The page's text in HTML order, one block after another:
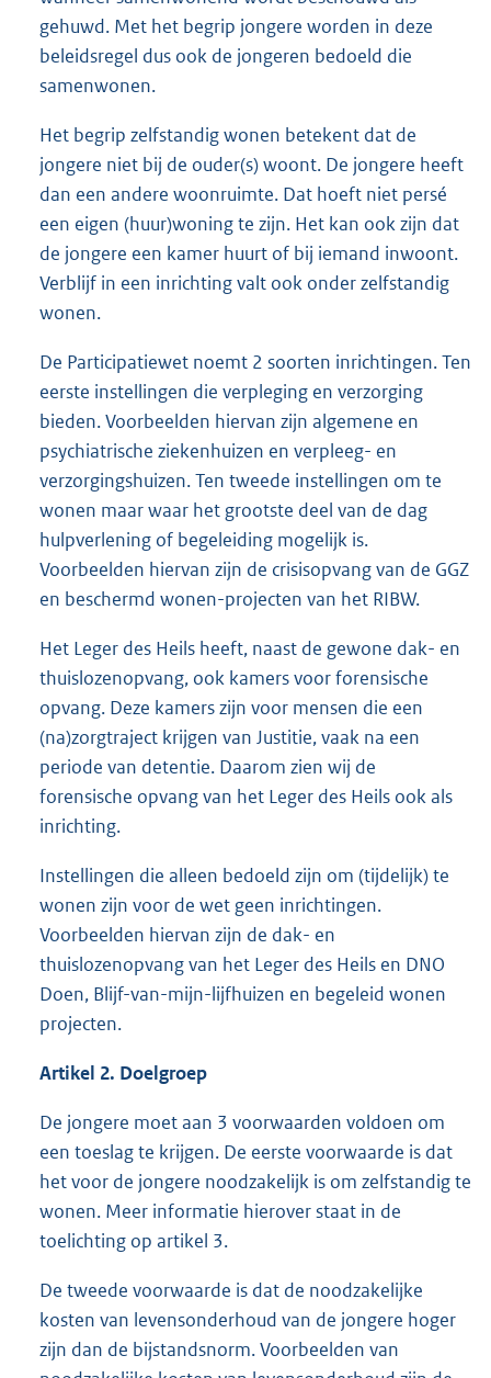
gehuwd. Met het begrip jongere worden in deze
beleidsregel dus ook de jongeren bedoeld die
samenwonen.
Het begrip zelfstandig wonen betekent dat de
jongere niet bij de ouder(s) woont. De jongere heeft
dan een andere woonruimte. Dat hoeft niet persé
een eigen (huur)woning te zijn. Het kan ook zijn dat
de jongere een kamer huurt of bij iemand inwoont.
Verblijf in een inrichting valt ook onder zelfstandig
wonen.
De Participatiewet noemt 2 soorten inrichtingen. Ten
eerste instellingen die verpleging en verzorging
bieden. Voorbeelden hiervan zijn algemene en
psychiatrische ziekenhuizen en verpleeg- en
verzorgingshuizen. Ten tweede instellingen om te
wonen maar waar het grootste deel van de dag
hulpverlening of begeleiding mogelijk is.
Voorbeelden hiervan zijn de crisisopvang van de GGZ
en beschermd wonen-projecten van het RIBW.
Het Leger des Heils heeft, naast de gewone dak- en
thuislozenopvang, ook kamers voor forensische
opvang. Deze kamers zijn voor mensen die een
(na)zorgtraject krijgen van Justitie, vaak na een
periode van detentie. Daarom zien wij de
forensische opvang van het Leger des Heils ook als
inrichting.
Instellingen die alleen bedoeld zijn om (tijdelijk) te
wonen zijn voor de wet geen inrichtingen.
Voorbeelden hiervan zijn de dak- en
thuislozenopvang van het Leger des Heils en DNO
Doen, Blijf-van-mijn-lijfhuizen en begeleid wonen
projecten.
Artikel 2. Doelgroep
De jongere moet aan 3 voorwaarden voldoen om
een toeslag te krijgen. De eerste voorwaarde is dat
het voor de jongere noodzakelijk is om zelfstandig te
wonen. Meer informatie hierover staat in de
toelichting op artikel 3.
De tweede voorwaarde is dat de noodzakelijke
kosten van levensonderhoud van de jongere hoger
zijn dan de bijstandsnorm. Voorbeelden van